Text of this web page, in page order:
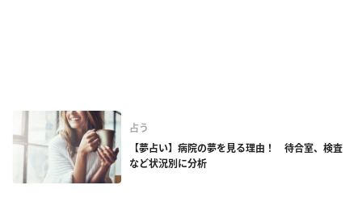
占う
【夢占い】病院の夢を見る理由！ 待合室、検査
など状況別に分析